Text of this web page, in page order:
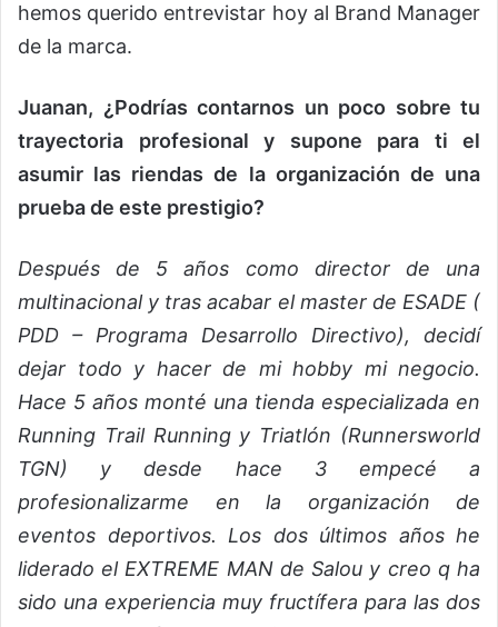
hemos querido entrevistar hoy al Brand Manager
de la marca.
Juanan, ¿Podrías contarnos un poco sobre tu
trayectoria profesional y supone para ti el
asumir las riendas de la organización de una
prueba de este prestigio?
Después de 5 años como director de una
multinacional y tras acabar el master de ESADE (
PDD – Programa Desarrollo Directivo), decidí
dejar todo y hacer de mi hobby mi negocio.
Hace 5 años monté una tienda especializada en
Running Trail Running y Triatlón (Runnersworld
TGN) y desde hace 3 empecé a
profesionalizarme en la organización de
eventos deportivos. Los dos últimos años he
liderado el EXTREME MAN de Salou y creo q ha
sido una experiencia muy fructífera para las dos